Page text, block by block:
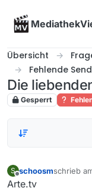
Übersicht
Fehlende
Die
Gesperrt
S
Offline
schoosmschrieb
zuletzt
Arte.tv